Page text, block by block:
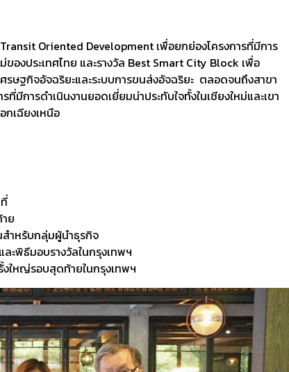
Oriented Development เพื่อยกย่องโครงการที่มีการ
องประเทศไทย และรางวัล Best Smart City Block เพื่อ
ษฐกิจอัจฉริยะและระบบการขนส่งอัจฉริยะ ตลอดจนถึงสาขา
ที่มีการดำเนินงานยอดเยี่ยมน่าประทับใจทั้งในเชียงใหม่และเขา
กเฉียงเหนือ
ย
สำหรับกลุ่มผู้นำธุรกิจ
ะพิธีมอบรางวัลในกรุงเทพฯ
ใหญ่รอบสุดท้ายในกรุงเทพฯ